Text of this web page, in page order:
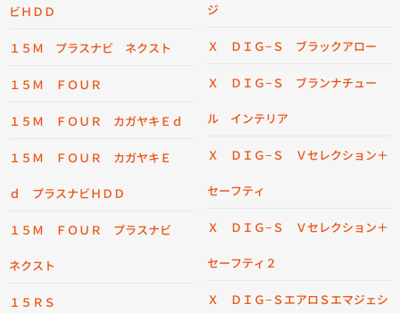
ビＨＤＤ
１５Ｍ プラスナビ ネクスト
１５Ｍ ＦＯＵＲ
１５Ｍ ＦＯＵＲ カガヤキＥｄ
１５Ｍ ＦＯＵＲ カガヤキＥ
ｄ プラスナビＨＤＤ
１５Ｍ ＦＯＵＲ プラスナビ
ネクスト
１５ＲＳ
ジ
Ｘ ＤＩＧ−Ｓ ブラックアロー
Ｘ ＤＩＧ−Ｓ ブランナチュー
ル インテリア
Ｘ ＤＩＧ−Ｓ Ｖセレクション＋
セーフティ
Ｘ ＤＩＧ−Ｓ Ｖセレクション＋
セーフティ２
Ｘ ＤＩＧ−ＳエアロＳエマジェシ